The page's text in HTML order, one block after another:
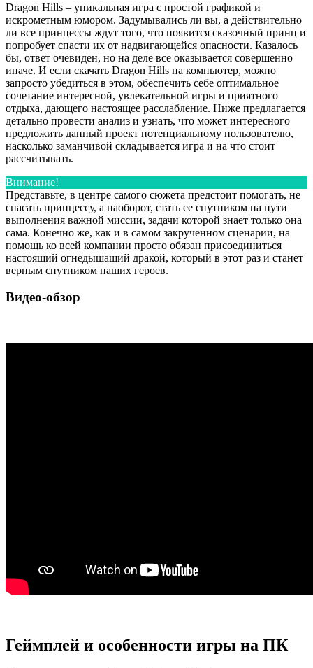
Dragon Hills – уникальная игра с простой графикой и
искрометным юмором. Задумывались ли вы, а действительно
ли все принцессы ждут того, что появится сказочный принц и
попробует спасти их от надвигающейся опасности. Казалось
бы, ответ очевиден, но на деле все оказывается совершенно
иначе. И если скачать Dragon Hills на компьютер, можно
запросто убедиться в этом, обеспечить себе оптимальное
сочетание интересной, увлекательной игры и приятного
отдыха, дающего настоящее расслабление. Ниже предлагается
детально провести анализ и узнать, что может интересного
предложить данный проект потенциальному пользователю,
насколько заманчивой складывается игра и на что стоит
рассчитывать.
Внимание!
Представьте, в центре самого сюжета предстоит помогать, не
спасать принцессу, а наоборот, стать ее спутником на пути
выполнения важной миссии, задачи которой знает только она
сама. Конечно же, как и в самом закрученном сценарии, на
помощь ко всей компании просто обязан присоединиться
настоящий огнедышащий дракой, который в этот раз и станет
верным спутником наших героев.
Видео-обзор
Геймплей и особенности игры на ПК